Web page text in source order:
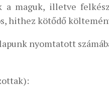
a maguk, illetve
hithez kötődő
nyomtatott